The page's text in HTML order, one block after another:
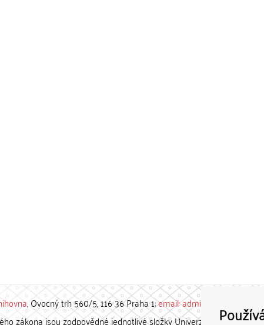
, Ovocný trh 560/5, 116 36 Praha 1;email: admin-repozitar [at]
zákona jsou zodpovědné jednotlivé složky Univerzity Karlovy. /